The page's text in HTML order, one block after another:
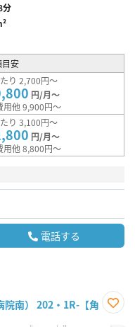
分
目安
り 2,700円～
円/月～
用他 9,900円～
り 3,100円～
円/月～
用他 8,800円～
電話する
院南） 202・1R-【角